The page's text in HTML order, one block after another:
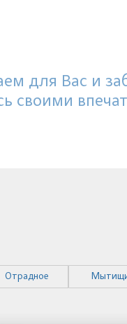
для Вас и
своими
Отрадное